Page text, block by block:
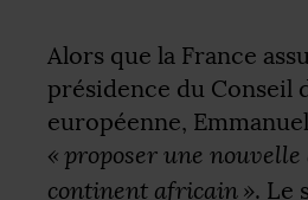
Alors que la France
présidence du Conseil
européenne,
«proposer une
continent africain». Le